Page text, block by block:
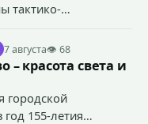
тактико-
акта на объекте
власти.
7 августа👁 68
– красота света и
городской
155-летия